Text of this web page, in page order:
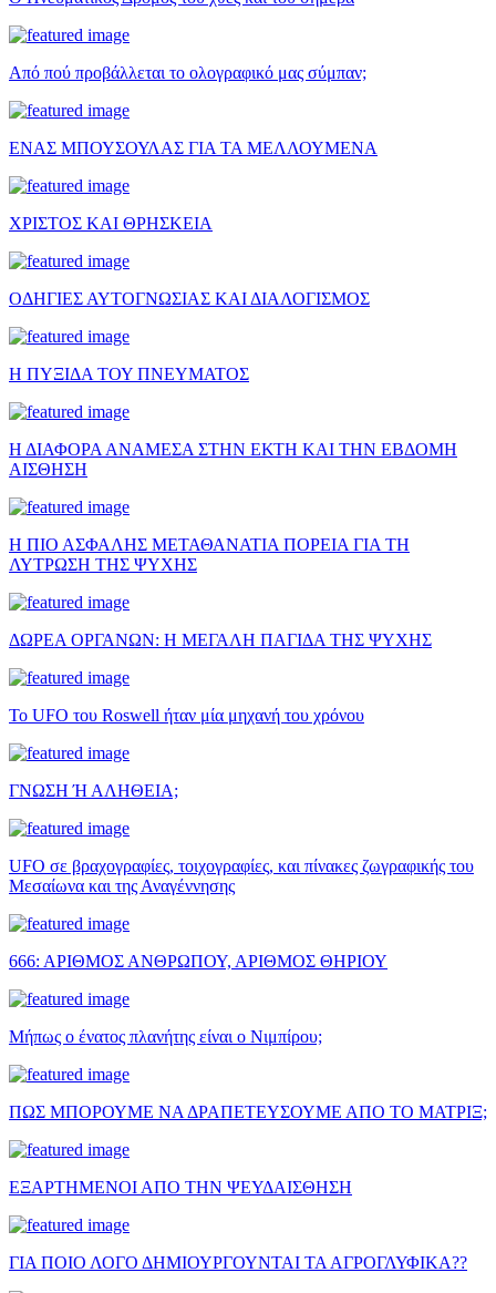
Από πού προβάλλεται το ολογραφικό μας σύμπαν;
ΕΝΑΣ ΜΠΟΥΣΟΥΛΑΣ ΓΙΑ ΤΑ ΜΕΛΛΟΥΜΕΝΑ
ΧΡΙΣΤΟΣ ΚΑΙ ΘΡΗΣΚΕΙΑ
ΟΔΗΓΙΕΣ ΑΥΤΟΓΝΩΣΙΑΣ ΚΑΙ ΔΙΑΛΟΓΙΣΜΟΣ
Η ΠΥΞΙΔΑ ΤΟΥ ΠΝΕΥΜΑΤΟΣ
Η ΔΙΑΦΟΡΑ ΑΝΑΜΕΣΑ ΣΤΗΝ ΕΚΤΗ ΚΑΙ ΤΗΝ ΕΒΔΟΜΗ
ΑΙΣΘΗΣΗ
Η ΠΙΟ ΑΣΦΑΛΗΣ ΜΕΤΑΘΑΝΑΤΙΑ ΠΟΡΕΙΑ ΓΙΑ ΤΗ
ΛΥΤΡΩΣΗ ΤΗΣ ΨΥΧΗΣ
ΔΩΡΕΑ ΟΡΓΑΝΩΝ: Η ΜΕΓΑΛΗ ΠΑΓΙΔΑ ΤΗΣ ΨΥΧΗΣ
Το UFO του Roswell ήταν μία μηχανή του χρόνου
ΓΝΩΣΗ Ή ΑΛΗΘΕΙΑ;
UFO σε βραχογραφίες, τοιχογραφίες, και πίνακες ζωγραφικής του
Μεσαίωνα και της Αναγέννησης
666: ΑΡΙΘΜΟΣ ΑΝΘΡΩΠΟΥ, ΑΡΙΘΜΟΣ ΘΗΡΙΟΥ
Μήπως ο ένατος πλανήτης είναι ο Νιμπίρου;
ΠΩΣ ΜΠΟΡΟΥΜΕ ΝΑ ΔΡΑΠΕΤΕΥΣΟΥΜΕ ΑΠΟ ΤΟ ΜΑΤΡΙΞ;
ΕΞΑΡΤΗΜΕΝΟΙ ΑΠΟ ΤΗΝ ΨΕΥΔΑΙΣΘΗΣΗ
ΓΙΑ ΠΟΙΟ ΛΟΓΟ ΔΗΜΙΟΥΡΓΟΥΝΤΑΙ ΤΑ ΑΓΡΟΓΛΥΦΙΚΑ??